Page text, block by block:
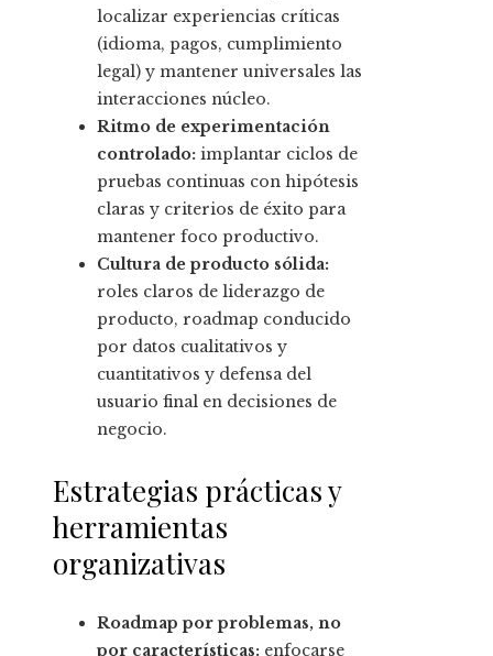
localizar experiencias críticas
(idioma, pagos, cumplimiento
legal) y mantener universales las
interacciones núcleo.
Ritmo de experimentación
controlado: implantar ciclos de
pruebas continuas con hipótesis
claras y criterios de éxito para
mantener foco productivo.
Cultura de producto sólida:
roles claros de liderazgo de
producto, roadmap conducido
por datos cualitativos y
cuantitativos y defensa del
usuario final en decisiones de
negocio.
Estrategias prácticas y
herramientas
organizativas
Roadmap por problemas, no
por características: enfocarse